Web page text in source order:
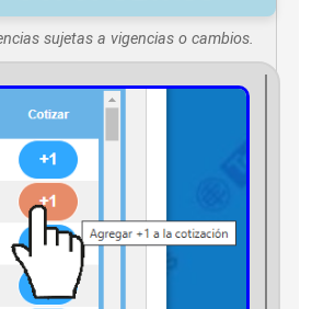
sujetas a vigencias o cambios.